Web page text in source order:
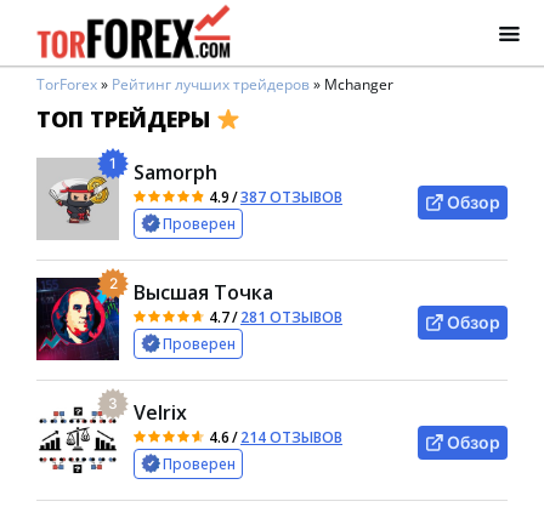
TorForex» Рейтинг лучших трейдеров» Mchanger
ТОП ТРЕЙДЕРЫ
1 Samorph
4.9/387 ОТЗЫВОВ
Проверен
Обзор
2 Высшая Точка
4.7/281 ОТЗЫВОВ
Проверен
Обзор
3 Velrix
4.6/214 ОТЗЫВОВ
Проверен
Обзор